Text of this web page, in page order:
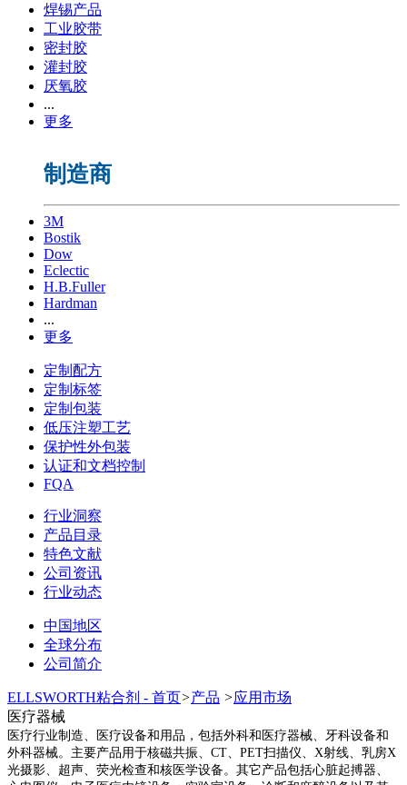
焊锡产品
工业胶带
密封胶
灌封胶
厌氧胶
...
更多
制造商
3M
Bostik
Dow
Eclectic
H.B.Fuller
Hardman
...
更多
定制配方
定制标签
定制包装
低压注塑工艺
保护性外包装
认证和文档控制
FQA
行业洞察
产品目录
特色文献
公司资讯
行业动态
中国地区
全球分布
公司简介
ELLSWORTH粘合剂 - 首页>产品 >应用市场
医疗器械
医疗行业制造、医疗设备和用品，包括外科和医疗器械、牙科设备和
外科器械。主要产品用于核磁共振、CT、PET扫描仪、X射线、乳房X
光摄影、超声、荧光检查和核医学设备。其它产品包括心脏起搏器、